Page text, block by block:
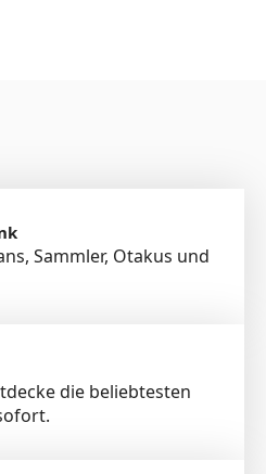
Sammler, Otakus und
die beliebtesten